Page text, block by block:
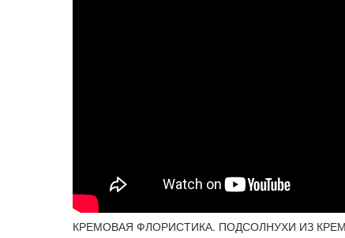
КРЕМОВАЯ ФЛОРИСТИКА. ПОДСОЛНУХИ ИЗ